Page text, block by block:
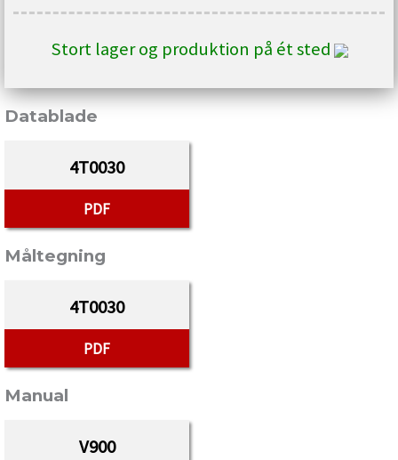
Stort lager og produktion på ét sted
Datablade
4T0030
PDF
Måltegning
4T0030
PDF
Manual
V900